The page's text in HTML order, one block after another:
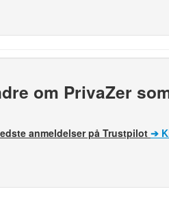
om PrivaZer
anmeldelser på Trustpilot ➔